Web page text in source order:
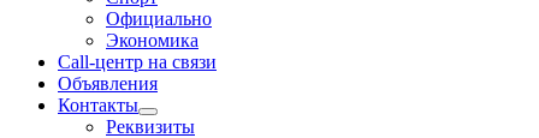
Официально
Экономика
Call-центр на связи
Объявления
Контакты
Реквизиты